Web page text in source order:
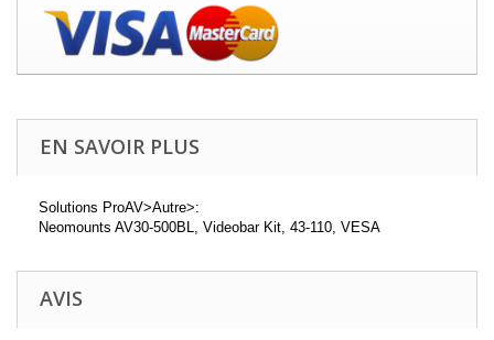
EN SAVOIR PLUS
Solutions ProAV>Autre>:
Neomounts AV30-500BL, Videobar Kit, 43-110, VESA
AVIS